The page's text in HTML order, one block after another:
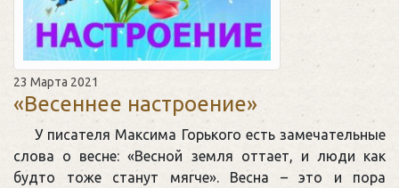
23 Марта 2021
«Весеннее настроение»
У писателя Максима Горького есть замечательные
слова о весне: «Весной земля оттает, и люди как
будто тоже станут мягче». Весна – это и пора